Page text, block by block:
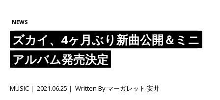
NEWS
ズカイ、4ヶ月ぶり新曲公開＆ミニ
アルバム発売決定
MUSIC 2021.06.25 Written By マーガレット 安井